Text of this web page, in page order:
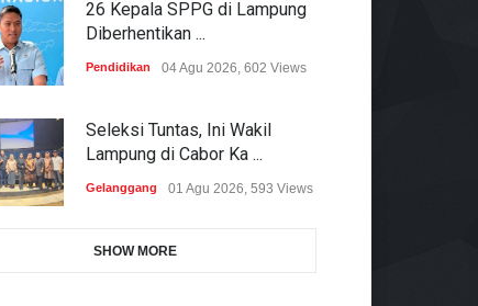
26 Kepala SPPG di Lampung
Diberhentikan ...
Pendidikan 04 Agu 2026, 602 Views
Seleksi Tuntas, Ini Wakil
Lampung di Cabor Ka ...
Gelanggang 01 Agu 2026, 593 Views
SHOW MORE